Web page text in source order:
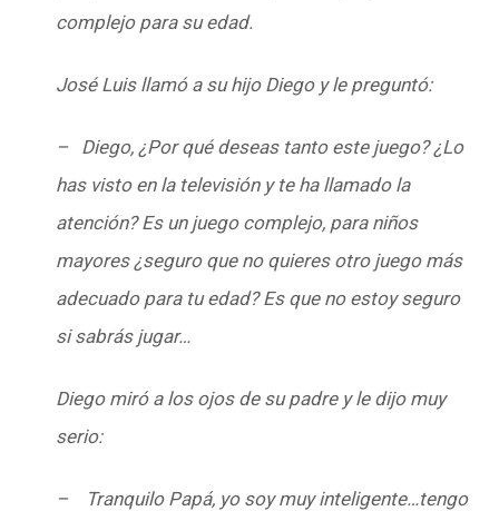
complejo para su edad.
José Luis llamó a su hijo Diego y le preguntó:
– Diego, ¿Por qué deseas tanto este juego? ¿Lo
has visto en la televisión y te ha llamado la
atención? Es un juego complejo, para niños
mayores ¿seguro que no quieres otro juego más
adecuado para tu edad? Es que no estoy seguro
si sabrás jugar…
Diego miró a los ojos de su padre y le dijo muy
serio:
– Tranquilo Papá, yo soy muy inteligente…tengo